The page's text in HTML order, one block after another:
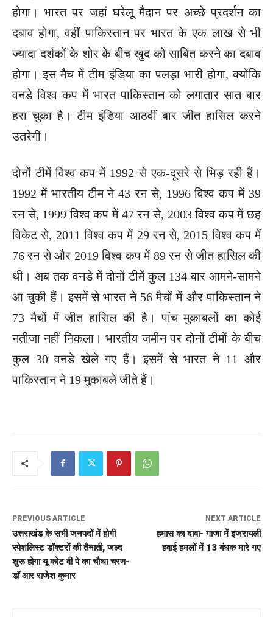
होगा। भारत पर जहां घरेलू मैदान पर अच्छे प्रदर्शन का
दबाव होगा, वहीं पाकिस्तान पर भारत के एक लाख से भी
ज्यादा दर्शकों के शोर के बीच खुद को साबित करने का दबाव
होगा। इस मैच में टीम इंडिया का पलड़ा भारी होगा, क्योंकि
वनडे विश्व कप में भारत पाकिस्तान को लगातार सात बार
हरा चुका है। टीम इंडिया आठवीं बार जीत हासिल करने
उतरेगी।
दोनों टीमें विश्व कप में 1992 से एक-दूसरे से भिड़ रही हैं।
1992 में भारतीय टीम ने 43 रन से, 1996 विश्व कप में 39
रन से, 1999 विश्व कप में 47 रन से, 2003 विश्व कप में छह
विकेट से, 2011 विश्व कप में 29 रन से, 2015 विश्व कप में
76 रन से और 2019 विश्व कप में 89 रन से जीत हासिल की
थी। अब तक वनडे में दोनों टीमें कुल 134 बार आमने-सामने
आ चुकी हैं। इसमें से भारत ने 56 मैचों में और पाकिस्तान ने
73 मैचों में जीत हासिल की है। पांच मुकाबलों का कोई
नतीजा नहीं निकला। भारतीय जमीन पर दोनों टीमों के बीच
कुल 30 वनडे खेले गए हैं। इसमें से भारत ने 11 और
पाकिस्तान ने 19 मुकाबले जीते हैं।
PREVIOUS ARTICLE
उत्तराखंड के सभी जनपदों में होगी
स्पेशलिस्ट डॉक्टरों की तैनाती, जल्द
शुरू होगा यू कोट वी पे का चौथा चरण-
डॉ आर राजेश कुमार
NEXT ARTICLE
हमास का दावा- गाजा में इजरायली
हवाई हमलों में 13 बंधक मारे गए